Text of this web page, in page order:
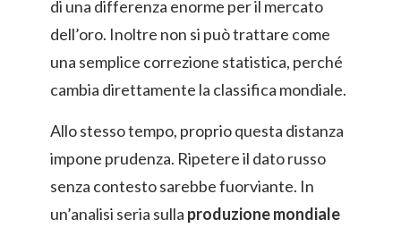
di una differenza enorme per il mercato
dell’oro. Inoltre non si può trattare come
una semplice correzione statistica, perché
cambia direttamente la classifica mondiale.
Allo stesso tempo, proprio questa distanza
impone prudenza. Ripetere il dato russo
senza contesto sarebbe fuorviante. In
un’analisi seria sulla produzione mondiale